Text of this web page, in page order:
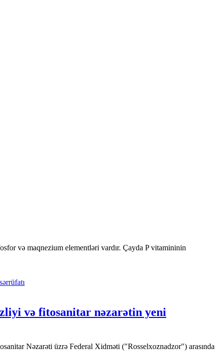
və maqnezium elementləri vardır. Çayda P vitamininin
və fitosanitar nəzarətin yeni
Nəzarəti üzrə Federal Xidməti ("Rosselxoznadzor") arasında